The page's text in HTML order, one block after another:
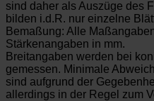
sind daher als Auszüge des
bilden i.d.R. nur einzelne
Bemaßung: Alle
Stärkenangaben in mm.
Breitangaben werden bei
gemessen. Minimale
sind aufgrund der
allerdings in der Regel zum